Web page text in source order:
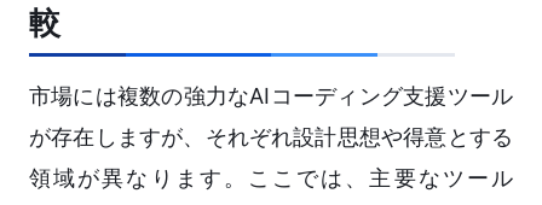
較
市場には複数の強力なAIコーディング支援ツール
が存在しますが、それぞれ設計思想や得意とする
領域が異なります。ここでは、主要なツール